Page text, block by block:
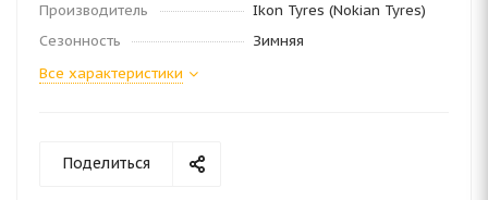
Производитель
Ikon Tyres (Nokian Tyres)
Сезонность
Зимняя
Все характеристики
Поделиться